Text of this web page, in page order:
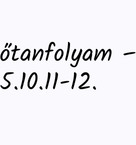
–
12.